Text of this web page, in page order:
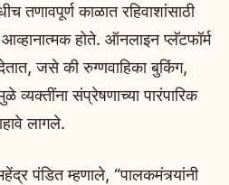
तणावपूर्ण काळात रहिवाशांसाठी
होते. ऑनलाइन प्लॅटफॉर्म
जसे की रुग्णवाहिका बुकिंग,
व्यक्तींना संप्रेषणाच्या पारंपारिक
लागले.
पंडित म्हणाले, “पालकमंत्र्यांनी